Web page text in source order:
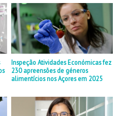
Inspeção Atividades Económicas fez
230 apreensões de géneros
alimentícios nos Açores em 2025